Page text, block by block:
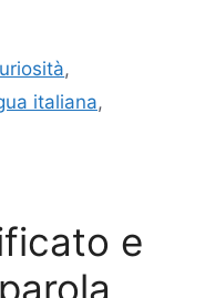
,
italiana,
e